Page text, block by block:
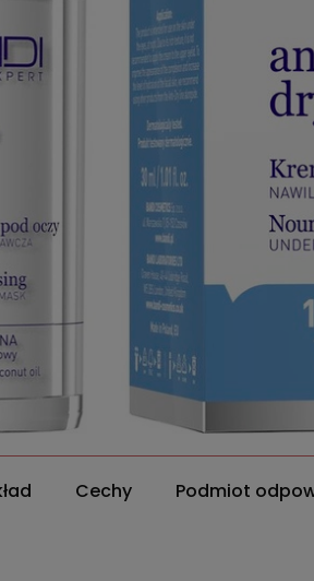
Cechy Podmiot